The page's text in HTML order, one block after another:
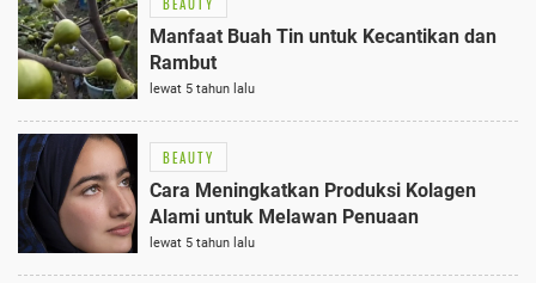
BEAUTY
Manfaat Buah Tin untuk Kecantikan dan
Rambut
lewat 5 tahun lalu
BEAUTY
Cara Meningkatkan Produksi Kolagen
Alami untuk Melawan Penuaan
lewat 5 tahun lalu